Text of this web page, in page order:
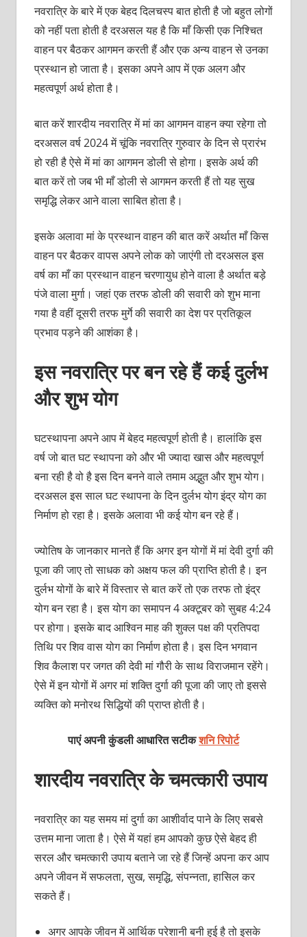
नवरात्रि के बारे में एक बेहद दिलचस्प बात होती है जो बहुत लोगों
को नहीं पता होती है दरअसल यह है कि माँ किसी एक निश्चित
वाहन पर बैठकर आगमन करती हैं और एक अन्य वाहन से उनका
प्रस्थान हो जाता है। इसका अपने आप में एक अलग और
महत्वपूर्ण अर्थ होता है।
बात करें शारदीय नवरात्रि में मां का आगमन वाहन क्या रहेगा तो
दरअसल वर्ष 2024 में चूंकि नवरात्रि गुरुवार के दिन से प्रारंभ
हो रही है ऐसे में मां का आगमन डोली से होगा। इसके अर्थ की
बात करें तो जब भी माँ डोली से आगमन करती हैं तो यह सुख
समृद्धि लेकर आने वाला साबित होता है।
इसके अलावा मां के प्रस्थान वाहन की बात करें अर्थात माँ किस
वाहन पर बैठकर वापस अपने लोक को जाएंगी तो दरअसल इस
वर्ष का माँ का प्रस्थान वाहन चरणायुध होने वाला है अर्थात बड़े
पंजे वाला मुर्गा। जहां एक तरफ डोली की सवारी को शुभ माना
गया है वहीं दूसरी तरफ मुर्गे की सवारी का देश पर प्रतिकूल
प्रभाव पड़ने की आशंका है।
इस नवरात्रि पर बन रहे हैं कई दुर्लभ
और शुभ योग
घटस्थापना अपने आप में बेहद महत्वपूर्ण होती है। हालांकि इस
वर्ष जो बात घट स्थापना को और भी ज्यादा खास और महत्वपूर्ण
बना रही है वो है इस दिन बनने वाले तमाम अद्भुत और शुभ योग।
दरअसल इस साल घट स्थापना के दिन दुर्लभ योग इंद्र योग का
निर्माण हो रहा है। इसके अलावा भी कई योग बन रहे हैं।
ज्योतिष के जानकार मानते हैं कि अगर इन योगों में मां देवी दुर्गा की
पूजा की जाए तो साधक को अक्षय फल की प्राप्ति होती है। इन
दुर्लभ योगों के बारे में विस्तार से बात करें तो एक तरफ तो इंद्र
योग बन रहा है। इस योग का समापन 4 अक्टूबर को सुबह 4:24
पर होगा। इसके बाद आश्विन माह की शुक्ल पक्ष की प्रतिपदा
तिथि पर शिव वास योग का निर्माण होता है। इस दिन भगवान
शिव कैलाश पर जगत की देवी मां गौरी के साथ विराजमान रहेंगे।
ऐसे में इन योगों में अगर मां शक्ति दुर्गा की पूजा की जाए तो इससे
व्यक्ति को मनोरथ सिद्धियों की प्राप्त होती है।
पाएं अपनी कुंडली आधारित सटीकशनि रिपोर्ट
शारदीय नवरात्रि के चमत्कारी उपाय
नवरात्रि का यह समय मां दुर्गा का आशीर्वाद पाने के लिए सबसे
उत्तम माना जाता है। ऐसे में यहां हम आपको कुछ ऐसे बेहद ही
सरल और चमत्कारी उपाय बताने जा रहे हैं जिन्हें अपना कर आप
अपने जीवन में सफलता, सुख, समृद्धि, संपन्नता, हासिल कर
सकते हैं।
अगर आपके जीवन में आर्थिक परेशानी बनी हुई है तो इसके